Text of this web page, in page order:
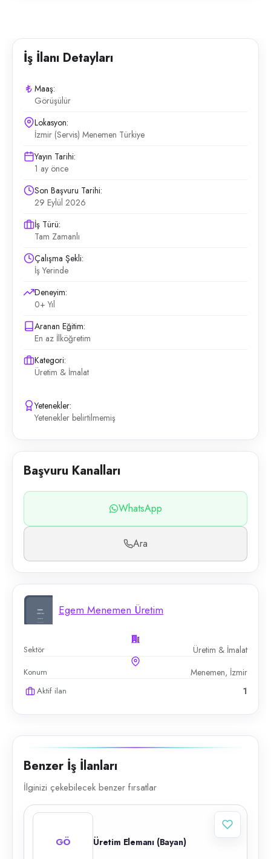
İş İlanı Detayları
Maaş:
Görüşülür
Lokasyon:
İzmir (Servis) Menemen Türkiye
Yayın Tarihi:
1 ay önce
Son Başvuru Tarihi:
29 Eylül 2026
İş Türü:
Tam Zamanlı
Çalışma Şekli:
İş Yerinde
Deneyim:
0+ Yıl
Aranan Eğitim:
En az İlköğretim
Kategori:
Üretim & İmalat
Yetenekler:
Yetenekler belirtilmemiş
Başvuru Kanalları
WhatsApp
Ara
Egem Menemen Üretim
Sektör Üretim & İmalat
Konum Menemen, İzmir
Aktif ilan 1
Benzer İş İlanları
İlginizi çekebilecek benzer fırsatlar
GÖ Üretim Elemanı (Bayan)